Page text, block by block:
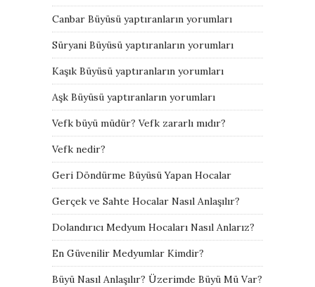
Canbar Büyüsü yaptıranların yorumları
Süryani Büyüsü yaptıranların yorumları
Kaşık Büyüsü yaptıranların yorumları
Aşk Büyüsü yaptıranların yorumları
Vefk büyü müdür? Vefk zararlı mıdır?
Vefk nedir?
Geri Döndürme Büyüsü Yapan Hocalar
Gerçek ve Sahte Hocalar Nasıl Anlaşılır?
Dolandırıcı Medyum Hocaları Nasıl Anlarız?
En Güvenilir Medyumlar Kimdir?
Büyü Nasıl Anlaşılır? Üzerimde Büyü Mü Var?